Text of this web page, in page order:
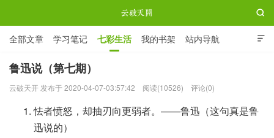

全部文章 学习笔记 七彩生活 我的书架 站内导航
ABOUT ME

鲁迅说（第七期）
云破天开 发布于 2020-04-07-03:57:42 阅读(10526) 评论(0)
怯者愤怒，却抽刃向更弱者。——鲁迅（这句真是鲁
迅说的）